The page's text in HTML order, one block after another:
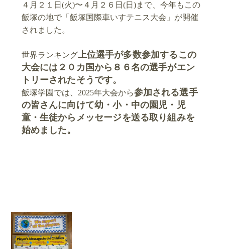
４月２１日(火)〜４月２６日(日)まで、今年もこの
飯塚の地で「飯塚国際車いすテニス大会」が開催
されました。
世界ランキング上位選手が多数参加するこの
大会には２０カ国から８６名の選手がエン
トリーされたそうです。
飯塚学園では、2025年大会から参加される選手
の皆さんに向けて幼・小・中の園児・児
童・生徒からメッセージを送る取り組みを
始めました。